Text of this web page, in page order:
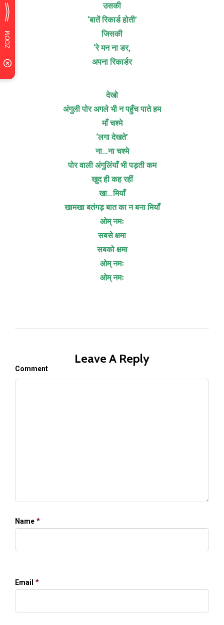
उसकी
‘बातें रिकार्ड होती’
जिसकी
‘रे मन ना डर,
अपना रिकार्डर
देखो
अंगुली पोर अगले भी न पहुँच पाते हम
माँ चश्मे
‘लगा देखते’
ना…ना चश्मे
पोर वाली अंगुलिंयाँ भी पड़ती कम
खुद ही कह रहीं
खा…मियाँ
खामखा बतंगड़ बात का न बना मियाँ
ओम् नमः
सबसे क्षमा
सबको क्षमा
ओम् नमः
ओम् नमः
Leave A Reply
Comment
Name *
Email *